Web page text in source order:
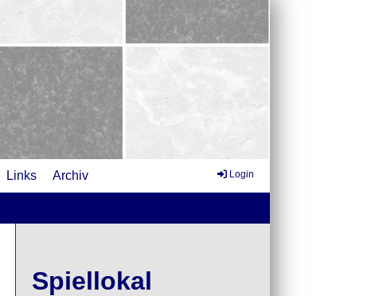
Links Archiv Login
Spiellokal